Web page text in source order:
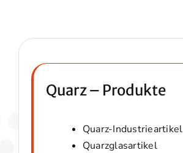
Quarz – Produkte
Quarz-Industrieartikel
Quarzglasartikel